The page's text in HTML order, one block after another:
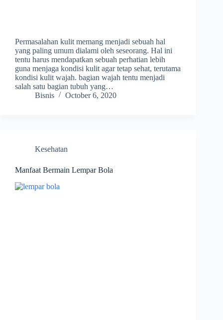
Permasalahan kulit memang menjadi sebuah hal
yang paling umum dialami oleh seseorang. Hal ini
tentu harus mendapatkan sebuah perhatian lebih
guna menjaga kondisi kulit agar tetap sehat, terutama
kondisi kulit wajah. bagian wajah tentu menjadi
salah satu bagian tubuh yang…
Bisnis
October 6, 2020
Kesehatan
Manfaat Bermain Lempar Bola